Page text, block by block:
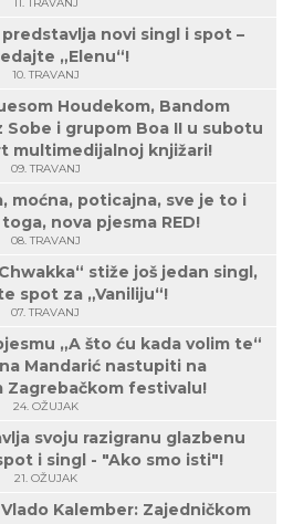
11. TRAVANJ
novi singl i spot –
„Elenu“!
10. TRAVANJ
Houdekom, Bandom
Sobe i grupom Boa II u subotu
multimedijalnoj knjižari!
09. TRAVANJ
moćna, poticajna, sve je to i
nova pjesma RED!
08. TRAVANJ
stiže još jedan singl,
spot za „Vaniliju“!
07. TRAVANJ
„A što ću kada volim te“
Mandarić nastupiti na
Zagrebačkom festivalu!
24. OŽUJAK
svoju razigranu glazbenu
i singl - "Ako smo isti"!
21. OŽUJAK
Kalember: Zajedničkom